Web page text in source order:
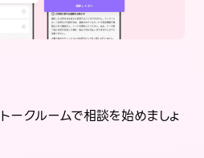
ークルームで相談を始めましょ